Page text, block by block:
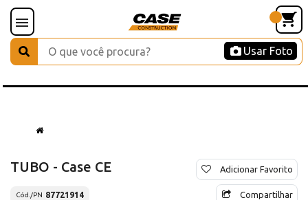
Usar Foto
TUBO - Case CE
Cód./PN 87721914
Adicionar Favorito
Compartilhar